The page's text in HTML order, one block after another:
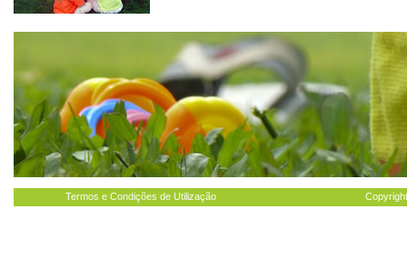
Termos e Condições de Utilização